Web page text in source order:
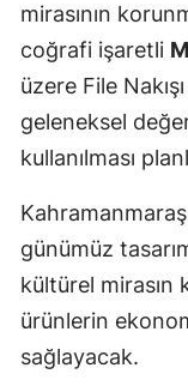
mirasının
coğrafi işaretli
üzere File
geleneksel
kullanılması
günümüz
kültürel mirasın
ürünlerin
sağlayacak.